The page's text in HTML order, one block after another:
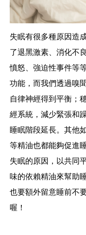
失眠有很多種原因造
了退黑激素、消化不
憤怒、強迫性事件等
功能，而我們透過嗅
自律神經得到平衡；
經系統，減少緊張和
睡眠階段延長。其他
等精油也都能夠促進
失眠的原因，以共同
味的依賴精油來幫助
也要額外留意睡前不
喔！